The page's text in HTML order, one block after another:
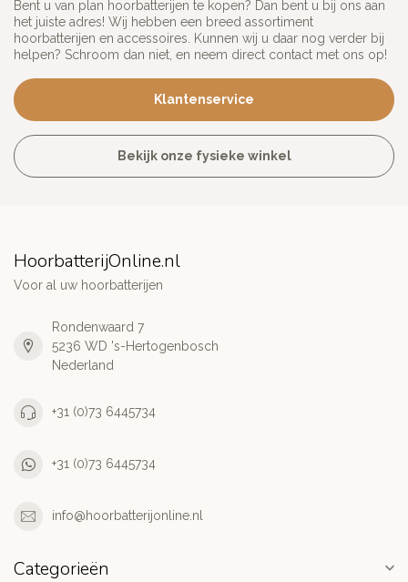
Bent u van plan hoorbatterijen te kopen? Dan bent u bij ons aan
het juiste adres! Wij hebben een breed assortiment
hoorbatterijen en accessoires. Kunnen wij u daar nog verder bij
helpen? Schroom dan niet, en neem direct contact met ons op!
Klantenservice
Bekijk onze fysieke winkel
HoorbatterijOnline.nl
Voor al uw hoorbatterijen
Rondenwaard 7
5236 WD 's-Hertogenbosch
Nederland
+31 (0)73 6445734
+31 (0)73 6445734
info@hoorbatterijonline.nl
Categorieën